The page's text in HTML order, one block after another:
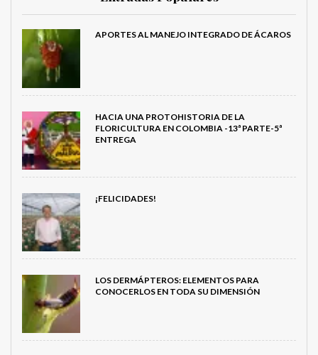
APORTES AL MANEJO INTEGRADO DE ÁCAROS
HACIA UNA PROTOHISTORIA DE LA
FLORICULTURA EN COLOMBIA -13ª PARTE-5ª
ENTREGA
¡FELICIDADES!
LOS DERMÁPTEROS: ELEMENTOS PARA
CONOCERLOS EN TODA SU DIMENSIÓN